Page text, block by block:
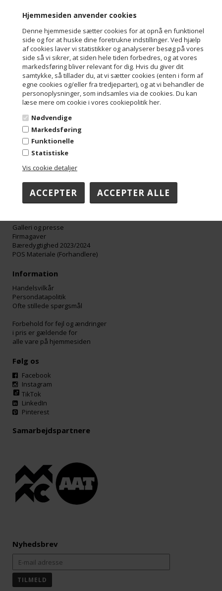
Hjemmesiden anvender cookies
Denne hjemmeside sætter cookies for at opnå en funktionel
side og for at huske dine foretrukne indstillinger. Ved hjælp
af cookies laver vi statistikker og analyserer besøg på vores
side så vi sikrer, at siden hele tiden forbedres, og at vores
markedsføring bliver relevant for dig. Hvis du giver dit
samtykke, så tillader du, at vi sætter cookies (enten i form af
egne cookies og/eller fra tredjeparter), og at vi behandler de
personoplysninger, som indsamles via de cookies. Du kan
læse mere om cookie i vores cookiepolitik her.
Nødvendige
Markedsføring
Funktionelle
Statistiske
Vis cookie detaljer
Kontakt
Aalborg Chokoladen ApS
Troensevej 4M
9220 Aalborg Øst
Danmark
Tel: +45 98 13 10 70
Mail: info@aalborgchokoladen.dk
Mail: faktura@aalborgchokoladen.dk
Cvr/Se-nummer: 29842957
Åbningstider:
Mandag-Torsdag 08:00-16:00
Fredag 08:00-15:00
Om Aalborg Chokoladen
Katalog
Opskrifter
Historie
Galleri og presse
Firmagaver
Bæredygtighed 2023/2024
POS Materiale (Forhandlere)
Information
Handelsvilkår
Persondatapolitik
Ofte stillede spørgsmål
Forbehold for fejl og ændringer
i pris er gældende for
alle vare på hjemmesiden
Følg os
Facebook
Instagram
TikTok
LinkedIn
Pinterest
Samarbejdspartnere
Nyhedsbrev